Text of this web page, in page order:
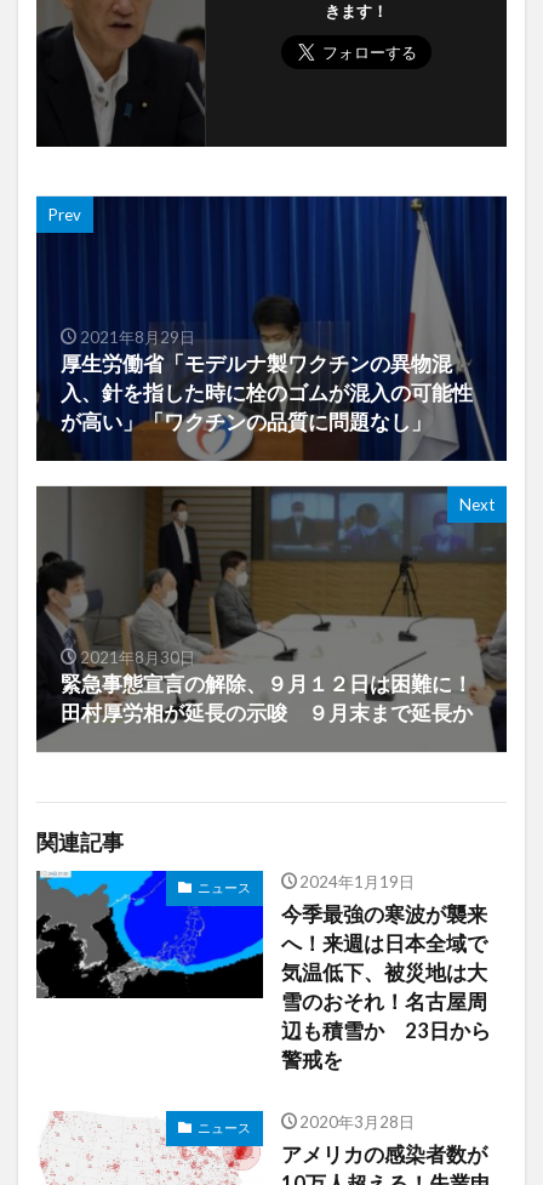
きます！
Prev
2021年8月29日
厚生労働省「モデルナ製ワクチンの異物混
入、針を指した時に栓のゴムが混入の可能性
が高い」「ワクチンの品質に問題なし」
Next
2021年8月30日
緊急事態宣言の解除、９月１２日は困難に！
田村厚労相が延長の示唆 ９月末まで延長か
関連記事
ニュース 2024年1月19日
今季最強の寒波が襲来
へ！来週は日本全域で
気温低下、被災地は大
雪のおそれ！名古屋周
辺も積雪か 23日から
警戒を
ニュース 2020年3月28日
アメリカの感染者数が